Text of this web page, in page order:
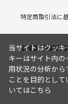
特定商取引法に
COPYRIGHT (C) I-O
当サイトはクッ
キーはサイト内
用状況の分析から
ことを目的として
いてはこちら